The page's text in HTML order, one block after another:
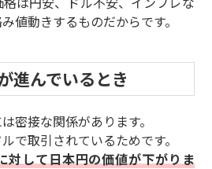
値動きするものだからです。
進んでいるとき
密接な関係があります。
で取引されているためです。
対して日本円の価値が下がりま